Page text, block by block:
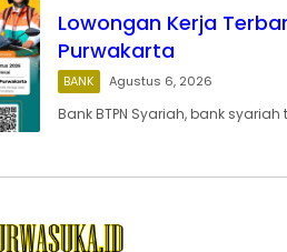
Lowongan Kerja
Purwakarta
BANK Agustus 6, 2026
Bank BTPN Syariah, bank